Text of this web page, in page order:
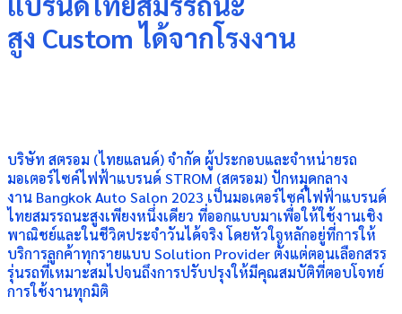
สูง Custom ได้จากโรงงาน
บริษัท สตรอม (ไทยแลนด์) จำกัด ผู้ประกอบและจำหน่ายรถ
มอเตอร์ไซค์ไฟฟ้าแบรนด์ STROM (สตรอม) ปักหมุดกลาง
งาน Bangkok Auto Salon 2023 เป็นมอเตอร์ไซค์ไฟฟ้าแบรนด์
ไทยสมรรถนะสูงเพียงหนึ่งเดียว ที่ออกแบบมาเพื่อให้ใช้งานเชิง
พาณิชย์และในชีวิตประจำวันได้จริง โดยหัวใจหลักอยู่ที่การให้
บริการลูกค้าทุกรายแบบ Solution Provider ตั้งแต่ตอนเลือกสรร
รุ่นรถที่เหมาะสมไปจนถึงการปรับปรุงให้มีคุณสมบัติที่ตอบโจทย์
การใช้งานทุกมิติ